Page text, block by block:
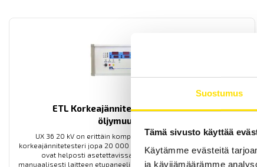
Suostumus
Tämä sivusto käyttää
Käytämme evästeitä
ja kävijämäärämme
ETL Korkeajännitetesteri UX36 20 kV
öljymuuntajalla
UX 36 20 kV on erittäin kompakti, tehokas ja innovatiivinen
korkeajännitetesteri jopa 20 000 VAC:n testijännitteellä. Kaikki arvot
ovat helposti asetettavissa RS232-yhteyden kautta tai
manuaalisesti laitteen etupaneelissa sijaitsevien näppäinten avulla.